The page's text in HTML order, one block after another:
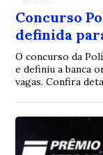
Concurso
definida
O concurso da
e definiu a banca
vagas. Confira